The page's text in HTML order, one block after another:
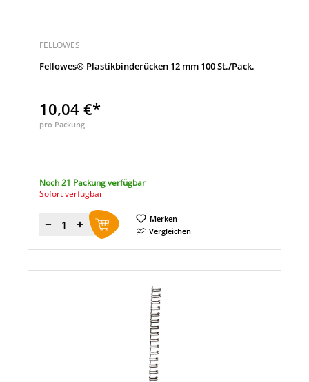
FELLOWES
Fellowes® Plastikbinderücken 12 mm 100 St./Pack.
10,04 €*
pro Packung
Noch 21 Packung verfügbar
Sofort verfügbar
Menge
Merken
Vergleichen